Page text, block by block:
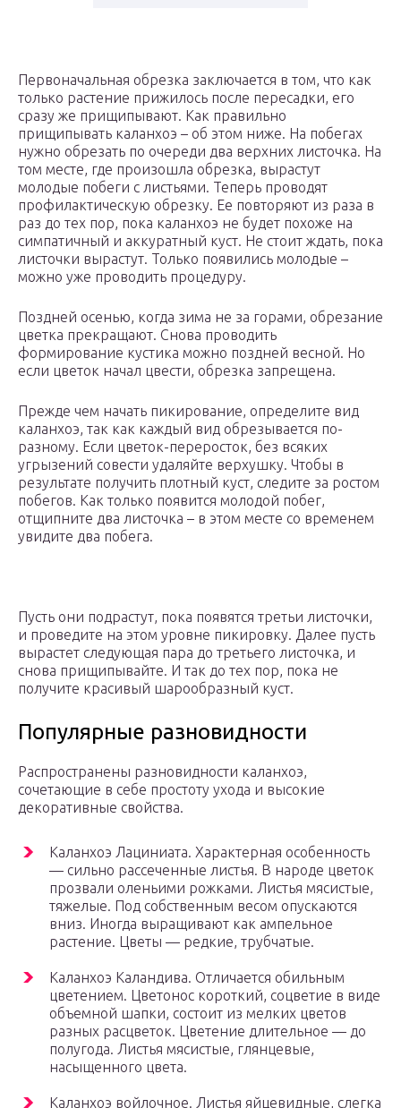
Первоначальная обрезка заключается в том, что как
только растение прижилось после пересадки, его
сразу же прищипывают. Как правильно
прищипывать каланхоэ – об этом ниже. На побегах
нужно обрезать по очереди два верхних листочка. На
том месте, где произошла обрезка, вырастут
молодые побеги с листьями. Теперь проводят
профилактическую обрезку. Ее повторяют из раза в
раз до тех пор, пока каланхоэ не будет похоже на
симпатичный и аккуратный куст. Не стоит ждать, пока
листочки вырастут. Только появились молодые –
можно уже проводить процедуру.
Поздней осенью, когда зима не за горами, обрезание
цветка прекращают. Снова проводить
формирование кустика можно поздней весной. Но
если цветок начал цвести, обрезка запрещена.
Прежде чем начать пикирование, определите вид
каланхоэ, так как каждый вид обрезывается по-
разному. Если цветок-переросток, без всяких
угрызений совести удаляйте верхушку. Чтобы в
результате получить плотный куст, следите за ростом
побегов. Как только появится молодой побег,
отщипните два листочка – в этом месте со временем
увидите два побега.
Пусть они подрастут, пока появятся третьи листочки,
и проведите на этом уровне пикировку. Далее пусть
вырастет следующая пара до третьего листочка, и
снова прищипывайте. И так до тех пор, пока не
получите красивый шарообразный куст.
Популярные разновидности
Распространены разновидности каланхоэ,
сочетающие в себе простоту ухода и высокие
декоративные свойства.
Каланхоэ Лациниата. Характерная особенность
— сильно рассеченные листья. В народе цветок
прозвали оленьими рожками. Листья мясистые,
тяжелые. Под собственным весом опускаются
вниз. Иногда выращивают как ампельное
растение. Цветы — редкие, трубчатые.
Каланхоэ Каландива. Отличается обильным
цветением. Цветонос короткий, соцветие в виде
объемной шапки, состоит из мелких цветов
разных расцветок. Цветение длительное — до
полугода. Листья мясистые, глянцевые,
насыщенного цвета.
Каланхоэ войлочное. Листья яйцевидные, слегка